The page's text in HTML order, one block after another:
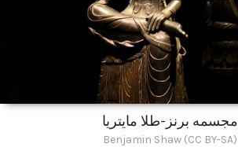
مجسمه برنز-طلا مایتریا
Benjamin Shaw (CC BY-SA)